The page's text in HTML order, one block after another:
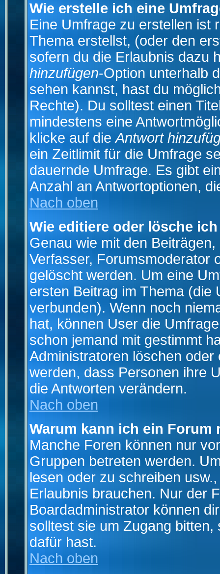
Wie erstelle ich eine
Eine Umfrage zu erstellen ist
Thema erstellst, (oder den
sofern du die Erlaubnis dazu
hinzufügen-Option unterhalb
sehen kannst, hast du
Rechte). Du solltest einen
mindestens eine
klicke auf dieAntwort
ein Zeitlimit für die Umfrage
dauernde Umfrage. Es gibt
Anzahl an Antwortoptionen,
Nach oben
Wie editiere oder lösche
Genau wie mit den
Verfasser, Forumsmoderator
gelöscht werden. Um eine
ersten Beitrag im Thema (die
verbunden). Wenn noch
hat, können User die
schon jemand mit gestimmt
Administratoren löschen
werden, dass Personen ihre
die Antworten verändern.
Nach oben
Warum kann ich ein Forum
Manche Foren können nur
Gruppen betreten werden.
lesen oder zu schreiben
Erlaubnis brauchen. Nur der
Boardadministrator können
solltest sie um Zugang
dafür hast.
Nach oben